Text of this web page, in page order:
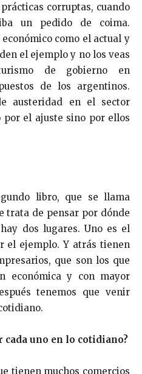
corruptas, cuando
un pedido de coima.
como el actual y
el ejemplo y no los veas
de gobierno en
de los argentinos.
austeridad en el sector
por el ajuste sino por ellos
libro, que se llama
trata de pensar por dónde
dos lugares. Uno es el
el ejemplo. Y atrás tienen
que son los que
económica y con mayor
tenemos que venir
cada uno en lo cotidiano?
tienen muchos comercios